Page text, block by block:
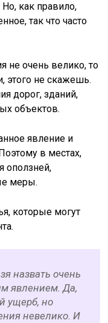
как правило,
так что часто
не очень велико, то
этого не скажешь.
дорог, зданий,
объектов.
явление и
в местах,
оползней,
меры.
которые могут
назвать очень
явлением. Да,
ущерб, но
невелико. И